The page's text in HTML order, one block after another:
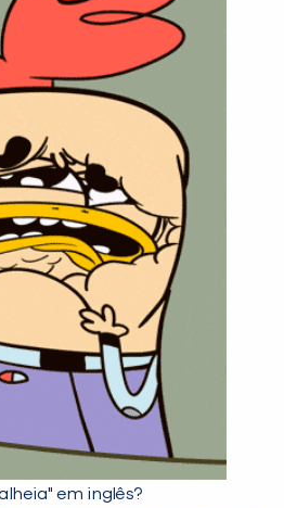
em inglês?